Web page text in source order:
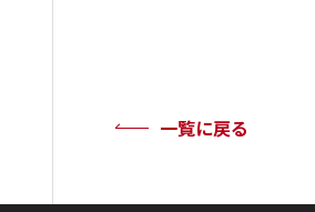
一覧に戻る